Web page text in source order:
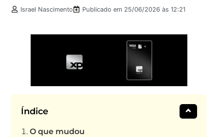
Israel Nascimento Publicado em 25/06/2026 às 12:21
Índice
O que mudou